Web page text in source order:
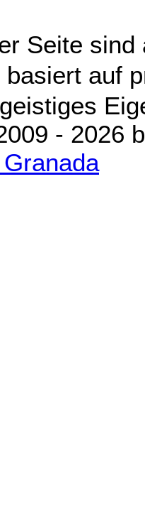
Seite
auf
- 2026